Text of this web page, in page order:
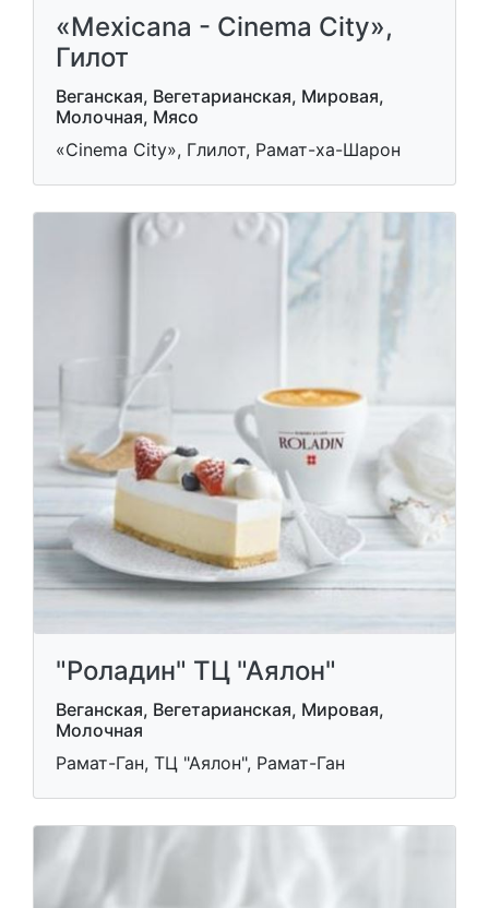
«Mexicana - Cinema City»,
Гилот
Веганская, Вегетарианская, Мировая,
Молочная, Мясо
«Cinema City», Глилот, Рамат-ха-Шарон
"Роладин" ТЦ "Аялон"
Веганская, Вегетарианская, Мировая,
Молочная
Рамат-Ган, ТЦ "Аялон", Рамат-Ган